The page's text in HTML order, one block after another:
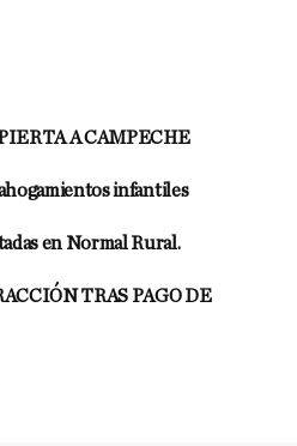
A CAMPECHE
infantiles
en Normal Rural.
TRAS PAGO DE